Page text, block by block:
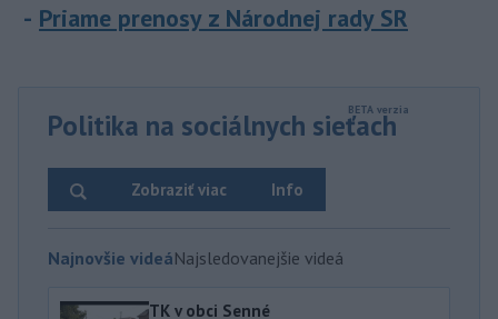
Priame prenosy z Národnej rady SR
Politika na sociálnych sieťach
Info
Zobraziť viac
Najnovšie videáNajsledovanejšie videá
TK v obci Senné